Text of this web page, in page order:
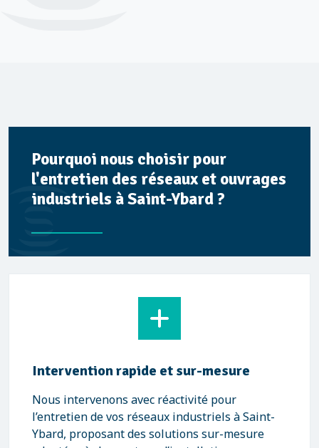
Pourquoi nous choisir pour
l'entretien des réseaux et ouvrages
industriels à Saint-Ybard ?
Intervention rapide et sur-mesure
Nous intervenons avec réactivité pour
l’entretien de vos réseaux industriels à Saint-
Ybard, proposant des solutions sur-mesure